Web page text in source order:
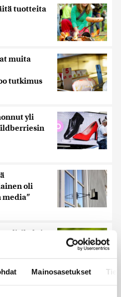
Mainosasetukset
tuotteita
muita
tutkimus
yli
oli
media”